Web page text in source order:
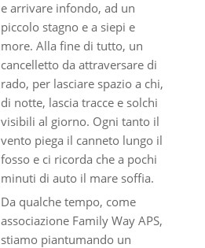
e arrivare infondo, ad un
piccolo stagno e a siepi e
more. Alla fine di tutto, un
cancelletto da attraversare di
rado, per lasciare spazio a chi,
di notte, lascia tracce e solchi
visibili al giorno. Ogni tanto il
vento piega il canneto lungo il
fosso e ci ricorda che a pochi
minuti di auto il mare soffia.
Da qualche tempo, come
associazione Family Way APS,
stiamo piantumando un